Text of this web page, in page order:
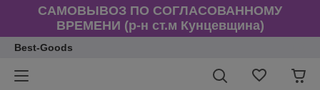
САМОВЫВОЗ ПО СОГЛАСОВАННОМУ
ВРЕМЕНИ (р-н ст.м Кунцевщина)
Best-Goods